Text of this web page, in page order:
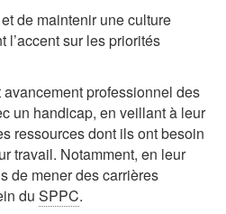
de maintenir une culture
l’accent sur les priorités
professionnel des
un handicap, en veillant à leur
ressources dont ils ont besoin
travail. Notamment, en leur
de mener des carrières
du SPPC.